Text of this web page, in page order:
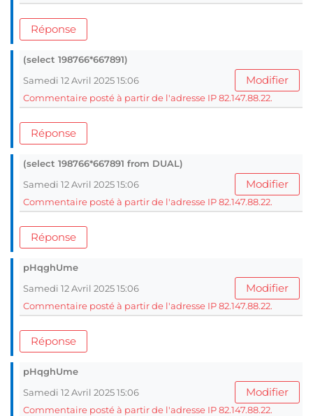
Réponse
(select 198766*667891)
Samedi 12 Avril 2025 15:06
Modifier
Commentaire posté à partir de l'adresse IP 82.147.88.22.
Réponse
(select 198766*667891 from DUAL)
Samedi 12 Avril 2025 15:06
Modifier
Commentaire posté à partir de l'adresse IP 82.147.88.22.
Réponse
pHqghUme
Samedi 12 Avril 2025 15:06
Modifier
Commentaire posté à partir de l'adresse IP 82.147.88.22.
Réponse
pHqghUme
Samedi 12 Avril 2025 15:06
Modifier
Commentaire posté à partir de l'adresse IP 82.147.88.22.